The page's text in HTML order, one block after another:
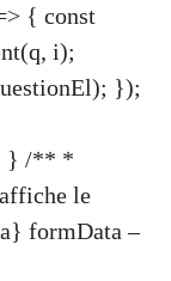
{ const
i);
});
} /** *
le
formData –